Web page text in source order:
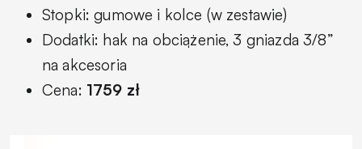
Stopki: gumowe i kolce (w zestawie)
Dodatki: hak na obciążenie, 3 gniazda 3/8”
na akcesoria
Cena: 1759 zł